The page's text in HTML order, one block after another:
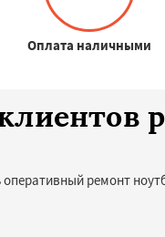
Оплата наличными
ремонт